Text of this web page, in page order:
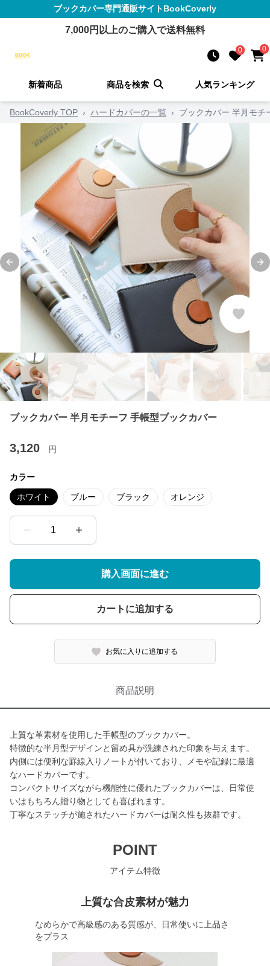
ブックカバー専門通販サイトBookCoverly
7,000円以上のご購入で送料無料
0 0
新着商品 商品を検索 人気ランキング
BookCoverly TOP › ハードカバーの一覧 › ブックカバー 半月モチ
Previous slide
ブックカバー 半月モチーフ 手帳型ブックカバー
3,120 円
カラー
ホワイト ブルー ブラック オレンジ
1
購入画面に進む
カートに追加する
お気に入りに追加する
商品説明
上質な革素材を使用した手帳型のブックカバー。
特徴的な半月型デザインと留め具が洗練された印象を与えます。
内側には便利な罫線入りノートが付いており、メモや記録に最適
なハードカバーです。
コンパクトサイズながら機能性に優れたブックカバーは、日常使
いはもちろん贈り物としても喜ばれます。
丁寧なステッチが施されたハードカバーは耐久性も抜群です。
POINT
アイテム特徴
上質な合皮素材が魅力
なめらかで高級感のある質感が、日常使いに上品さ
をプラス